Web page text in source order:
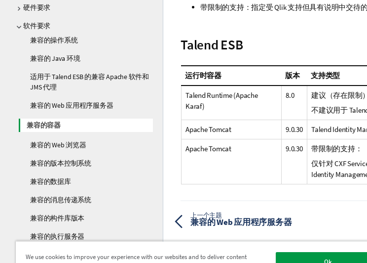
硬件要求
软件要求
兼容的操作系统
兼容的 Java 环境
适用于 Talend ESB 的兼容 Apache 软件和
JMS 代理
兼容的 Web 应用程序服务器
兼容的容器
兼容的 Web 浏览器
兼容的版本控制系统
兼容的数据库
兼容的消息传递系统
兼容的构件库版本
兼容的执行服务器
Talend Data Preparation 和 Talend
带限制的支持：指定受Qlik支持但具有说明中交待
Talend ESB
运行时容器 版本 支持类型
Talend Runtime(Apache
Karaf)
8.0
建议（存在限制
不建议用于
Apache Tomcat 9.0.30 Talend Identity
Apache Tomcat 9.0.30
带限制的支持：
仅针对 CXF
Identity
上一个主题
兼容的 Web 应用程序服务器
We use cookies to improve your experience with our websites and to deliver content